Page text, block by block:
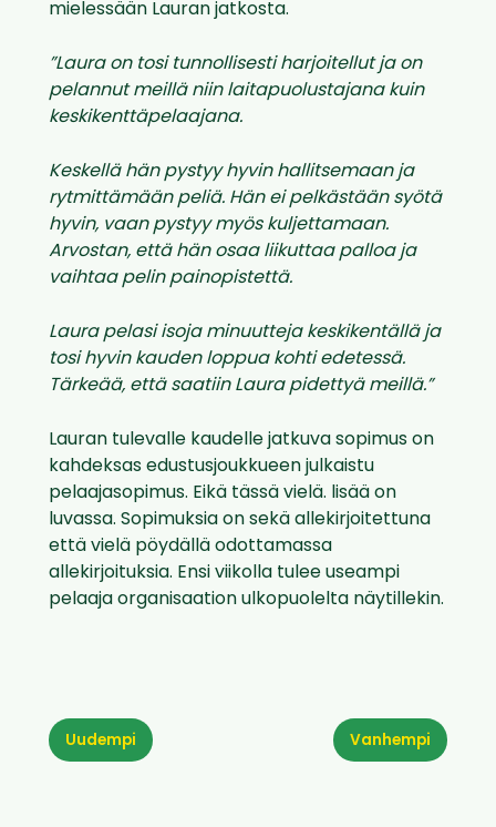
mielessään Lauran jatkosta.
”Laura on tosi tunnollisesti harjoitellut ja on
pelannut meillä niin laitapuolustajana kuin
keskikenttäpelaajana.
Keskellä hän pystyy hyvin hallitsemaan ja
rytmittämään peliä. Hän ei pelkästään syötä
hyvin, vaan pystyy myös kuljettamaan.
Arvostan, että hän osaa liikuttaa palloa ja
vaihtaa pelin painopistettä.
Laura pelasi isoja minuutteja keskikentällä ja
tosi hyvin kauden loppua kohti edetessä.
Tärkeää, että saatiin Laura pidettyä meillä.”
Lauran tulevalle kaudelle jatkuva sopimus on
kahdeksas edustusjoukkueen julkaistu
pelaajasopimus. Eikä tässä vielä. lisää on
luvassa. Sopimuksia on sekä allekirjoitettuna
että vielä pöydällä odottamassa
allekirjoituksia. Ensi viikolla tulee useampi
pelaaja organisaation ulkopuolelta näytillekin.
Vanhempi
Uudempi